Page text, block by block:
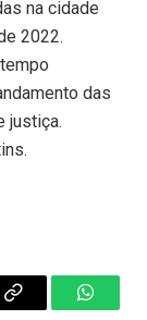
na cidade
2022.
das
justiça.
Copy